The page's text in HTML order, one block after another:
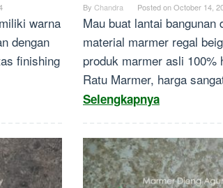
warna
dengan
finishing
By Chandra Posted onOctober 14,
Mau buat lantai bangunan
material marmer regal
produk marmer asli 100%
Ratu Marmer, harga
Selengkapnya